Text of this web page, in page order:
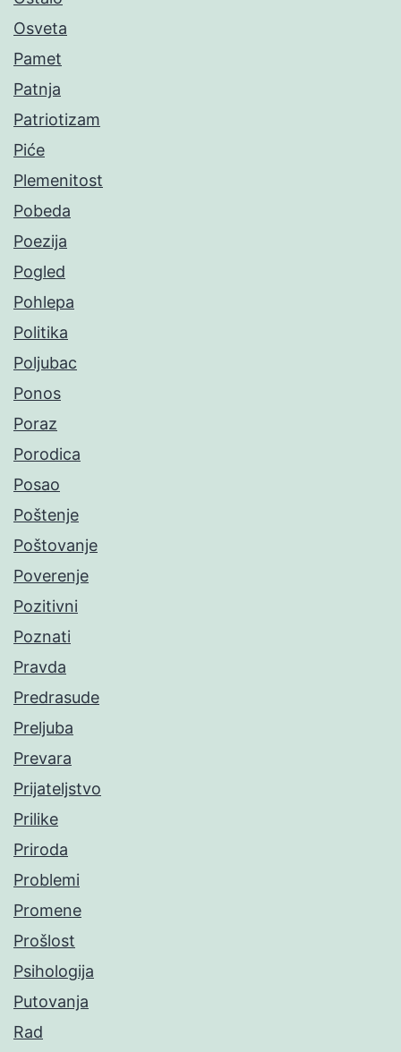
Osveta
Pamet
Patnja
Patriotizam
Piće
Plemenitost
Pobeda
Poezija
Pogled
Pohlepa
Politika
Poljubac
Ponos
Poraz
Porodica
Posao
Poštenje
Poštovanje
Poverenje
Pozitivni
Poznati
Pravda
Predrasude
Preljuba
Prevara
Prijateljstvo
Prilike
Priroda
Problemi
Promene
Prošlost
Psihologija
Putovanja
Rad